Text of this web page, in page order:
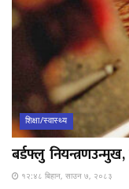
शिक्षा/स्वास्थ्य
बर्डफ्लु
१२:४८ बिहान, साउन ७, २०८३